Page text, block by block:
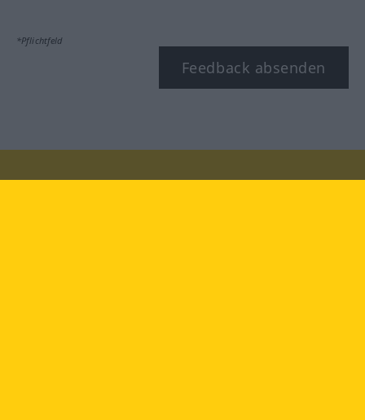
*Pflichtfeld
Feedback absenden